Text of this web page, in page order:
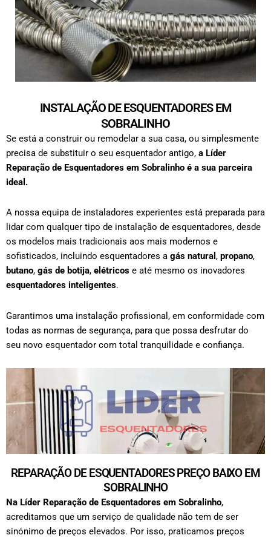
INSTALAÇÃO DE ESQUENTADORES EM
SOBRALINHO
Se está a construir ou remodelar a sua casa, ou simplesmente
precisa de substituir o seu esquentador antigo, a Líder
Reparação de Esquentadores em Sobralinho é a sua parceira
ideal.
A nossa equipa de instaladores experientes está preparada para
lidar com qualquer tipo de instalação de esquentadores, desde
os modelos mais tradicionais aos mais modernos e
sofisticados, incluindo esquentadores a gás natural , propano,
butano, gás de botija, elétricos e até mesmo os inovadores
esquentadores inteligentes.
Garantimos uma instalação profissional, em conformidade com
todas as normas de segurança, para que possa desfrutar do
seu novo esquentador com total tranquilidade e confiança.
REPARAÇÃO DE ESQUENTADORES PREÇO BAIXO EM
SOBRALINHO
Na Líder Reparação de Esquentadores em Sobralinho,
acreditamos que um serviço de qualidade não tem de ser
sinónimo de preços elevados. Por isso, praticamos preços